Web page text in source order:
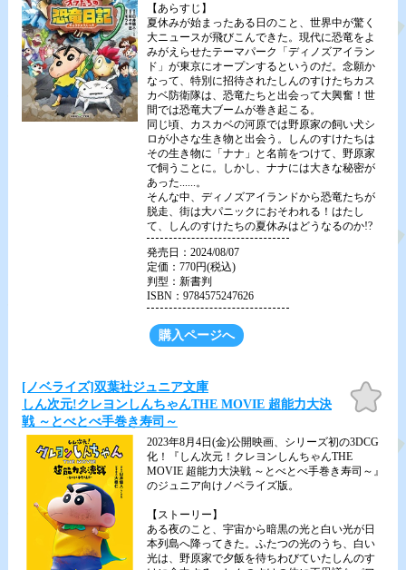
【あらすじ】
夏休みが始まったある日のこと、世界中が驚く
大ニュースが飛びこんできた。現代に恐竜をよ
みがえらせたテーマパーク「ディノズアイラン
ド」が東京にオープンするというのだ。念願か
なって、特別に招待されたしんのすけたちカス
カベ防衛隊は、恐竜たちと出会って大興奮！世
間では恐竜大ブームが巻き起こる。
同じ頃、カスカベの河原では野原家の飼い犬シ
ロが小さな生き物と出会う。しんのすけたちは
その生き物に「ナナ」と名前をつけて、野原家
で飼うことに。しかし、ナナには大きな秘密が
あった......。
そんな中、ディノズアイランドから恐竜たちが
脱走、街は大パニックにおそわれる！はたし
て、しんのすけたちの夏休みはどうなるのか!?
発売日：2024/08/07
定価：770円(税込)
判型：新書判
ISBN：9784575247626
購入ページへ
[ノベライズ]双葉社ジュニア文庫
しん次元!クレヨンしんちゃんTHE MOVIE 超能力大決
戦 ～とべとべ手巻き寿司～
お気
に入
2023年8月4日(金)公開映画、シリーズ初の3DCG
化！『しん次元！クレヨンしんちゃんTHE
MOVIE 超能力大決戦 ～とべとべ手巻き寿司～』
のジュニア向けノベライズ版。
【ストーリー】
ある夜のこと、宇宙から暗黒の光と白い光が日
本列島へ降ってきた。ふたつの光のうち、白い
光は、野原家で夕飯を待ちわびていたしんのす